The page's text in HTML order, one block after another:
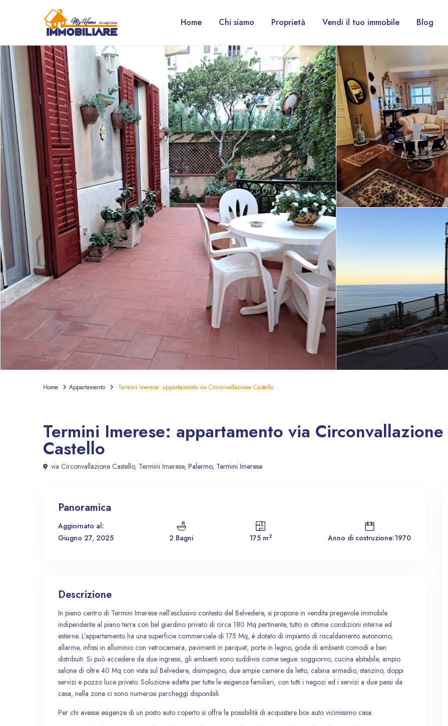
Home Chi siamo Proprietà Vendi il tuo immobile Blog
Home Appartamento Termini Imerese: appartamento via Circonvallazione Castello
Termini Imerese: appartamento via Circonvallazione
Castello
via Circonvallazione Castello, Termini Imerese, Palermo, Termini Imerese
Panoramica
Aggiornato al:
Giugno 27, 2025
2 Bagni 175 m2 Anno di costruzione:1970
Descrizione
In pieno centro di Termini Imerese nell’esclusivo contesto del Belvedere, si propone in vendita pregevole immobile
indipendente al piano terra con bel giardino privato di circa 180 Mq pertinente, tutto in ottime condizioni interne ed
esterne. L’appartamento ha una superficie commerciale di 175 Mq, è dotato di impianto di riscaldamento autonomo,
allarme, infissi in alluminio con vetrocamera, pavimenti in parquet, porte in legno, gode di ambienti comodi e ben
distribuiti. Si può accedere da due ingressi, gli ambienti sono suddivisi come segue: soggiorno, cucina abitabile, ampio
salone di oltre 40 Mq con vista sul Belvedere, disimpegno, due ampie camere da letto, cabina armadio, stanzino, doppi
servizi e pozzo luce privato. Soluzione adatta per tutte le esigenze familiari, con tutti i negozi ed i servizi a due passi da
casa, nella zona ci sono numerosi parcheggi disponibili.
Per chi avesse esigenze di un posto auto coperto si offre la possibilità di acquistare box auto vicinissimo casa.